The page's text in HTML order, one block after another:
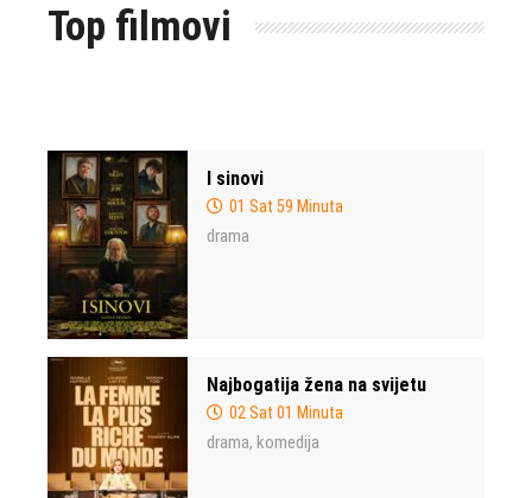
Top filmovi
I sinovi
01 Sat 59 Minuta
drama
Najbogatija žena na svijetu
02 Sat 01 Minuta
drama, komedija